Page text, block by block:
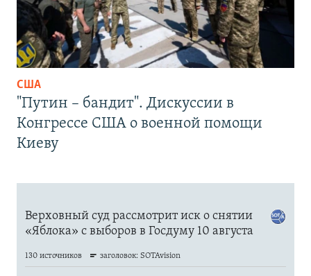
США
"Путин – бандит". Дискуссии в
Конгрессе США о военной помощи
Киеву